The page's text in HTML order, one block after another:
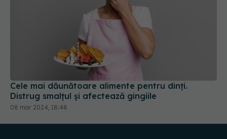
Cele mai dăunătoare alimente pentru dinți.
Distrug smalțul și afectează gingiile
08 mar 2024, 18:48